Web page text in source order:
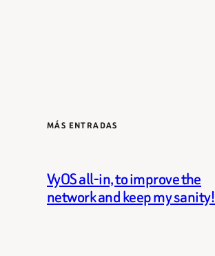
MÁS ENTRADAS
VyOS all-in, to improve the
network and keep my sanity!